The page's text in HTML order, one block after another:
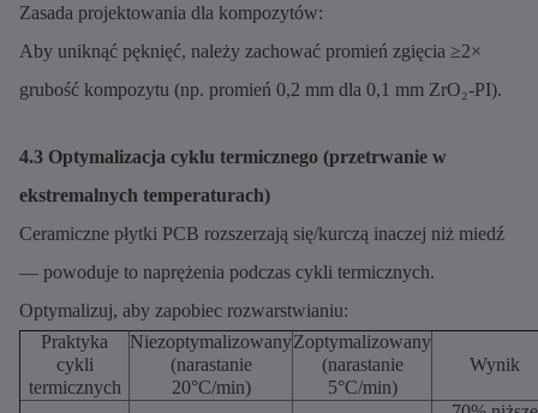
Zasada projektowania dla kompozytów:
Aby uniknąć pęknięć, należy zachować promień zgięcia ≥2×
grubość kompozytu (np. promień 0,2 mm dla 0,1 mm ZrO₂-PI).
4.3 Optymalizacja cyklu termicznego (przetrwanie w
ekstremalnych temperaturach)
Ceramiczne płytki PCB rozszerzają się/kurczą inaczej niż miedź
— powoduje to naprężenia podczas cykli termicznych.
Optymalizuj, aby zapobiec rozwarstwianiu:
Praktyka
cykli
termicznych
Niezoptymalizowany
(narastanie
20°C/min)
Zoptymalizowany
(narastanie
5°C/min)
Wynik